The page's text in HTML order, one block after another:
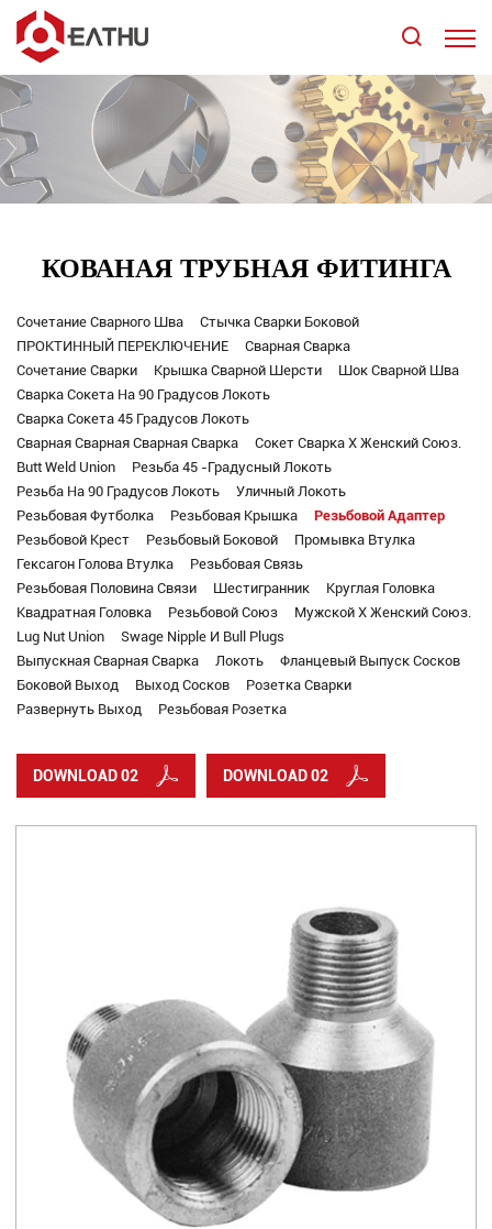
КОВАНАЯ ТРУБНАЯ ФИТИНГА
Сочетание Сварного Шва
Стычка Сварки Боковой
ПРОКТИННЫЙ ПЕРЕКЛЮЧЕНИЕ
Сварная Сварка
Сочетание Сварки
Крышка Сварной Шерсти
Шок Сварной Шва
Сварка Сокета На 90 Градусов Локоть
Сварка Сокета 45 Градусов Локоть
Сварная Сварная Сварная Сварка
Сокет Сварка X Женский Союз.
Butt Weld Union
Резьба 45 -градусный Локоть
Резьба На 90 Градусов Локоть
Уличный Локоть
Резьбовая Футболка
Резьбовая Крышка
Резьбовой Адаптер
Резьбовой Крест
Резьбовый Боковой
Промывка Втулка
Гексагон Голова Втулка
Резьбовая Связь
Резьбовая Половина Связи
Шестигранник
Круглая Головка
Квадратная Головка
Резьбовой Союз
Мужской X Женский Союз.
Lug Nut Union
Swage Nipple И Bull Plugs
Выпускная Сварная Сварка
Локоть
Фланцевый Выпуск Сосков
Боковой Выход
Выход Сосков
Розетка Сварки
Развернуть Выход
Резьбовая Розетка
DOWNLOAD 02 DOWNLOAD 02